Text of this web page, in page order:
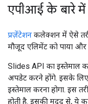
एपीआई के बारे में
प्रज़ेंटेशन कलेक्शन में ऐसे
मौजूद एलिमेंट को पाया
Slides API का इस्तेमाल
अपडेट करने होंगे. इसके
इस्तेमाल करना होगा. इस
होती है. इसकी मदद से, ये